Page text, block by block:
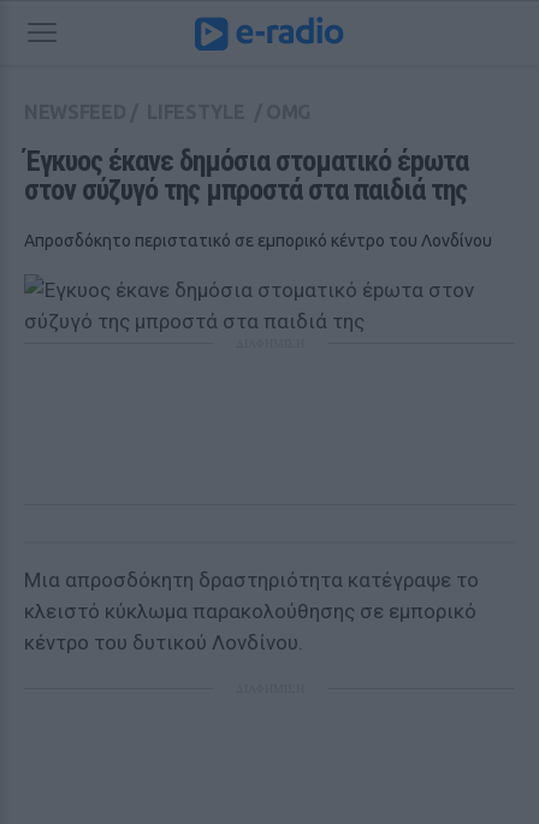
Έγκυος έκανε δημόσια στοματικό έpωτα
στον σύζυγό της μπροστά στα παιδιά της
Απροσδόκητο περιστατικό σε εμπορικό κέντρο του Λονδίνου
Μια απροσδόκητη δραστηριότητα κατέγραψε το
κλειστό κύκλωμα παρακολούθησης σε εμπορικό
κέντρο του δυτικού Λονδίνου.